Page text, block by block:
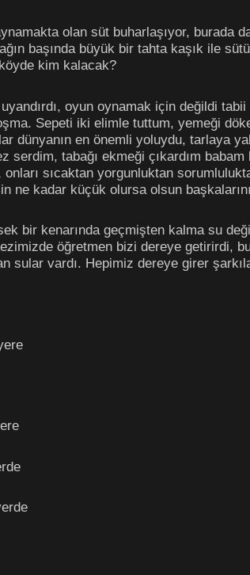
olan süt buharlaşıyor, burada
başında büyük bir tahta kaşık ile
kim kalacak?
oyun oynamak için değildi
Sepeti iki elimle tuttum, yemeği
dünyanın en önemli yoluydu, tarlaya
serdim, tabağı ekmeği çıkardım
onları sıcaktan yorgunluktan
ne kadar küçük olursa olsun
bir kenarında geçmişten kalma su
öğretmen bizi dereye getirirdi,
sular vardı. Hepimiz dereye girer